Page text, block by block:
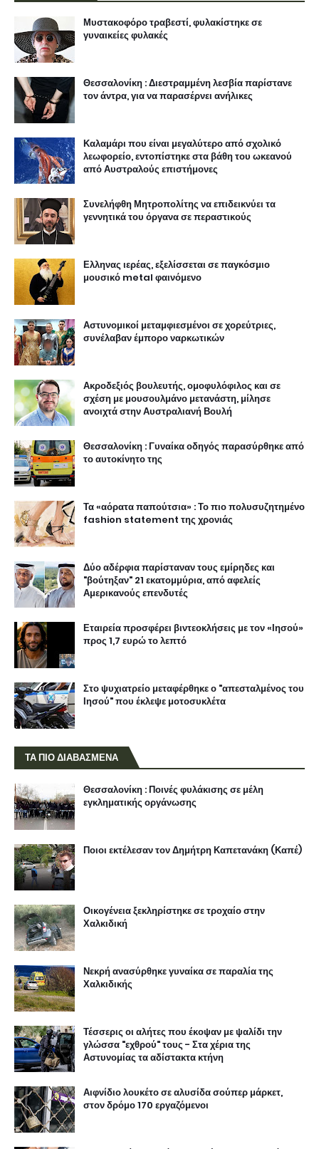
Μυστακοφόρο τραβεστί, φυλακίστηκε σε
γυναικείες φυλακές
Θεσσαλονίκη : Διεστραμμένη λεσβία παρίστανε
τον άντρα, για να παρασέρνει ανήλικες
Καλαμάρι που είναι μεγαλύτερο από σχολικό
λεωφορείο, εντοπίστηκε στα βάθη του ωκεανού
από Αυστραλούς επιστήμονες
Συνελήφθη Μητροπολίτης να επιδεικνύει τα
γεννητικά του όργανα σε περαστικούς
Ελληνας ιερέας, εξελίσσεται σε παγκόσμιο
μουσικό metal φαινόμενο
Αστυνομικοί μεταμφιεσμένοι σε χορεύτριες,
συνέλαβαν έμπορο ναρκωτικών
Ακροδεξιός βουλευτής, ομοφυλόφιλος και σε
σχέση με μουσουλμάνο μετανάστη, μίλησε
ανοιχτά στην Αυστραλιανή Βουλή
Θεσσαλονίκη : Γυναίκα οδηγός παρασύρθηκε από
το αυτοκίνητο της
Τα «αόρατα παπούτσια» : Το πιο πολυσυζητημένο
fashion statement της χρονιάς
Δύο αδέρφια παρίσταναν τους εμίρηδες και
"βούτηξαν" 21 εκατομμύρια, από αφελείς
Αμερικανούς επενδυτές
Εταιρεία προσφέρει βιντεοκλήσεις με τον «Ιησού»
προς 1,7 ευρώ το λεπτό
Στο ψυχιατρείο μεταφέρθηκε ο "απεσταλμένος του
Ιησού" που έκλεψε μοτοσυκλέτα
ΤΑ ΠΙΟ ΔΙΑΒΑΣΜΕΝΑ
Θεσσαλονίκη : Ποινές φυλάκισης σε μέλη
εγκληματικής οργάνωσης
Ποιοι εκτέλεσαν τον Δημήτρη Καπετανάκη (Καπέ)
Οικογένεια ξεκληρίστηκε σε τροχαίο στην
Χαλκιδική
Νεκρή ανασύρθηκε γυναίκα σε παραλία της
Χαλκιδικής
Τέσσερις οι αλήτες που έκοψαν με ψαλίδι την
γλώσσα "εχθρού" τους - Στα χέρια της
Αστυνομίας τα αδίστακτα κτήνη
Αιφνίδιο λουκέτο σε αλυσίδα σούπερ μάρκετ,
στον δρόμο 170 εργαζόμενοι